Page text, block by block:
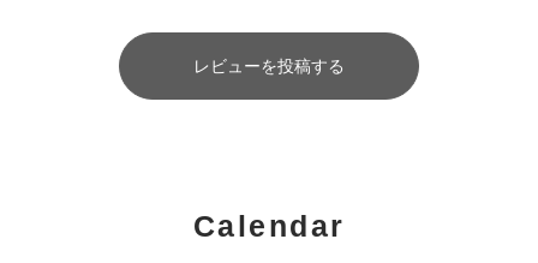
レビューを投稿する
Calendar